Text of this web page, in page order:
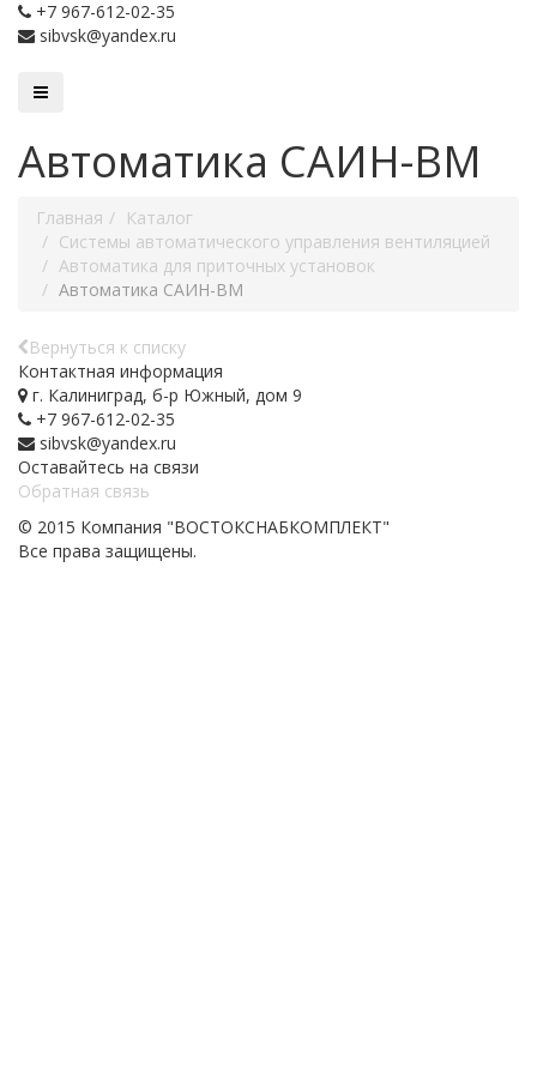
+7 967-612-02-35
sibvsk@yandex.ru
Автоматика САИН-ВМ
Главная
Каталог
Системы автоматического управления вентиляцией
Автоматика для приточных установок
Автоматика САИН-ВМ
Вернуться к списку
Контактная информация
г. Калиниград, б-р Южный, дом 9
+7 967-612-02-35
sibvsk@yandex.ru
Оставайтесь на связи
Обратная связь
© 2015 Компания "ВОСТОКСНАБКОМПЛЕКТ"
Все права защищены.